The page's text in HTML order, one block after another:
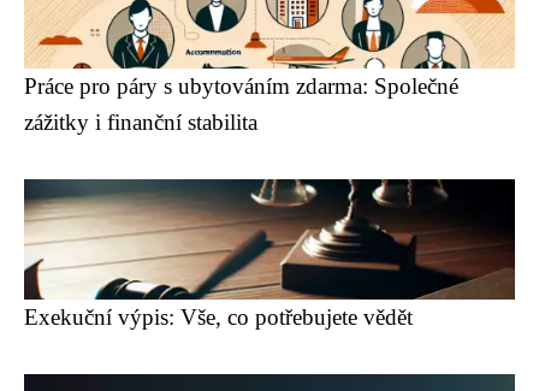
Práce pro páry s ubytováním zdarma: Společné
zážitky i finanční stabilita
Exekuční výpis: Vše, co potřebujete vědět